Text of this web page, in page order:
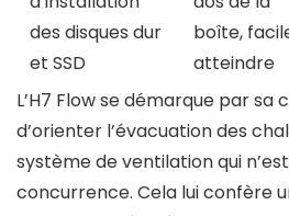
des disques dur
et SSD
boîte,
atteindre
L’H7 Flow se démarque par sa
d’orienter l’évacuation des
système de ventilation qui
concurrence. Cela lui confère